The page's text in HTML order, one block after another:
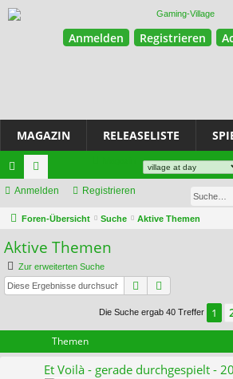
Anmelden Registrieren
MAGAZIN RELEASELISTE
ch
ne
llz
ug
riff
or
en
Anmelden Registrieren
Foren-Übersicht Suche Aktive Themen
Aktive Themen
Zur erweiterten Suche
Suche
Die Suche ergab 40 Treffer 1
Themen
Et Voilà - gerade durchgespielt -